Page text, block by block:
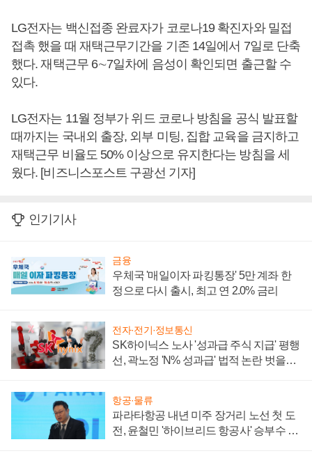
LG전자는 백신접종 완료자가 코로나19 확진자와 밀접
접촉 했을 때 재택근무기간을 기존 14일에서 7일로 단축
했다. 재택근무 6∼7일차에 음성이 확인되면 출근할 수
있다.
LG전자는 11월 정부가 위드 코로나 방침을 공식 발표할
때까지는 국내외 출장, 외부 미팅, 집합 교육을 금지하고
재택근무 비율도 50% 이상으로 유지한다는 방침을 세
웠다. [비즈니스포스트 구광선 기자]
인기기사
금융
우체국 '매일이자 파킹통장' 5만 계좌 한
정으로 다시 출시, 최고 연 2.0% 금리
전자·전기·정보통신
SK하이닉스 노사 '성과급 주식 지급' 평행
선, 곽노정 'N% 성과급' 법적 논란 벗을지
항공·물류
파라타항공 내년 미주 장거리 노선 첫 도
전, 윤철민 '하이브리드 항공사' 승부수 통